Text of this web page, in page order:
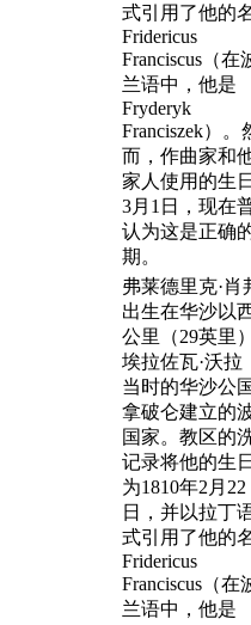
式引用了他的
Fridericus
Franciscus（在
兰语中，他是
Fryderyk
Franciszek）。
而，作曲家和
家人使用的生
3月1日，现在
认为这是正确
期。
弗莱德里克·肖
出生在华沙以
公里（29英里
埃拉佐瓦·沃拉
当时的华沙公
拿破仑建立的
国家。教区的
记录将他的生
为1810年2月22
日，并以拉丁
式引用了他的
Fridericus
Franciscus（在
兰语中，他是